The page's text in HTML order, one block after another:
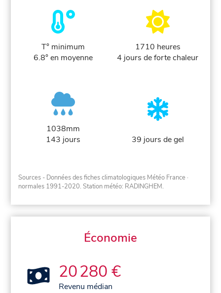
T° minimum
6.8° en moyenne
1710 heures
4 jours de forte chaleur
1038mm
143 jours
39 jours de gel
Sources - Données des fiches climatologiques Météo France ·
normales 1991-2020. Station météo: RADINGHEM.
Économie
20 280 €
Revenu médian